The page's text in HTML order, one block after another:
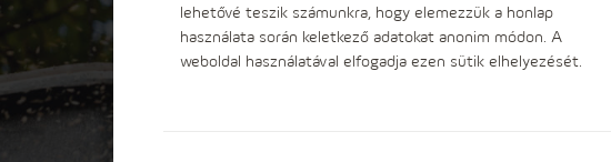
lehetővé teszik számunkra, hogy elemezzük a honlap
használata során keletkező adatokat anonim módon. A
weboldal használatával elfogadja ezen sütik elhelyezését.